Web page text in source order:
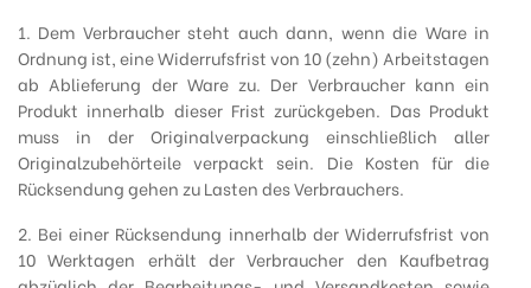
1. Dem Verbraucher steht auch dann, wenn die Ware in
Ordnung ist, eine Widerrufsfrist von 10 (zehn) Arbeitstagen
ab Ablieferung der Ware zu. Der Verbraucher kann ein
Produkt innerhalb dieser Frist zurückgeben. Das Produkt
muss in der Originalverpackung einschließlich aller
Originalzubehörteile verpackt sein. Die Kosten für die
Rücksendung gehen zu Lasten des Verbrauchers.
2. Bei einer Rücksendung innerhalb der Widerrufsfrist von
10 Werktagen erhält der Verbraucher den Kaufbetrag